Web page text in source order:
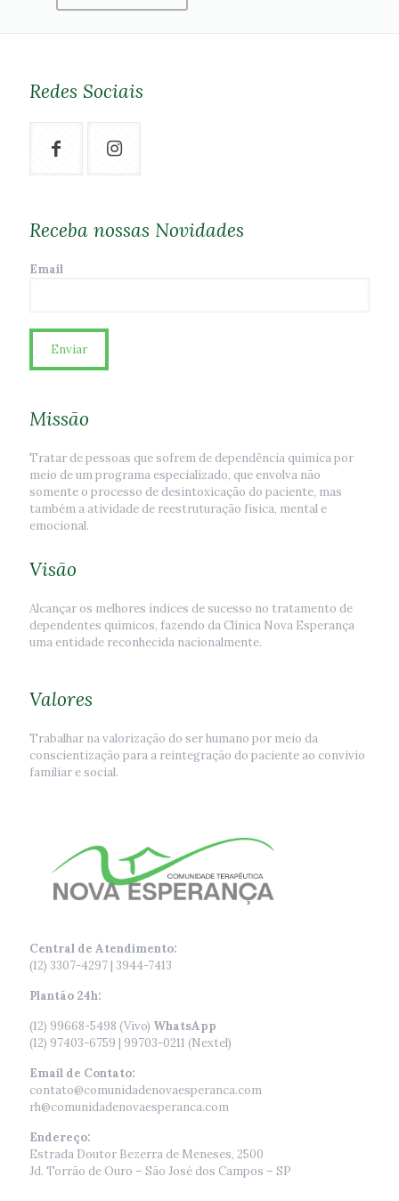
Redes Sociais
Receba nossas Novidades
Email
Missão
Tratar de pessoas que sofrem de dependência química por
meio de um programa especializado, que envolva não
somente o processo de desintoxicação do paciente, mas
também a atividade de reestruturação física, mental e
emocional.
Visão
Alcançar os melhores índices de sucesso no tratamento de
dependentes químicos, fazendo da Clínica Nova Esperança
uma entidade reconhecida nacionalmente.
Valores
Trabalhar na valorização do ser humano por meio da
conscientização para a reintegração do paciente ao convívio
familiar e social.
Central de Atendimento:
(12) 3307-4297 | 3944-7413
Plantão 24h:
(12) 99668-5498 (Vivo) WhatsApp
(12) 97403-6759 | 99703-0211 (Nextel)
Email de Contato:
contato@comunidadenovaesperanca.com
rh@comunidadenovaesperanca.com
Endereço:
Estrada Doutor Bezerra de Meneses, 2500
Jd. Torrão de Ouro – São José dos Campos – SP